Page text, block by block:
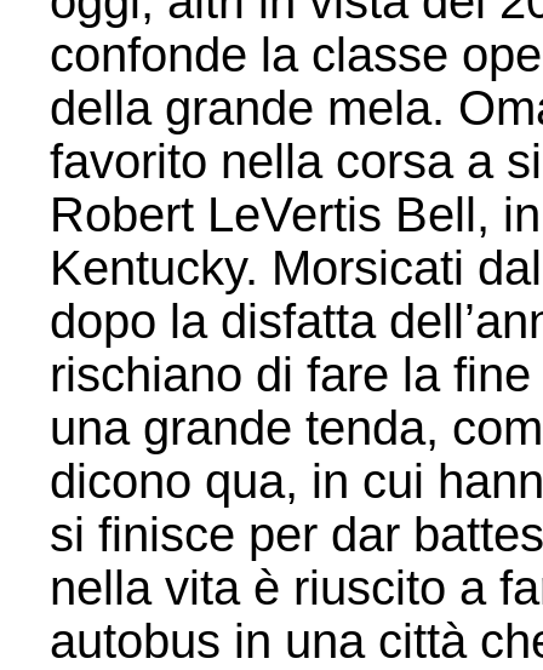
confonde la classe
della grande mela.
favorito nella corsa a
Robert LeVertis Bell,
Kentucky. Morsicati
dopo la disfatta
rischiano di fare la
una grande tenda,
dicono qua, in cui
si finisce per dar
nella vita è riuscito a
autobus in una città